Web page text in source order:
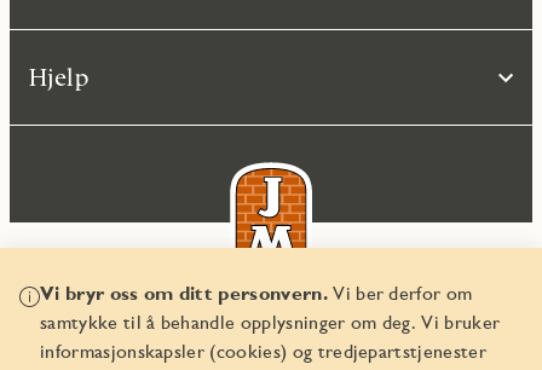
Vi bryr oss om ditt personvern.Vi ber derfor om
samtykke til å behandle opplysninger om deg. Vi bruker
informasjonskapsler (cookies) og tredjepartstjenester
Hjelp
© JM Norge AS 2026
Organisasjonsnummer 829 350 122